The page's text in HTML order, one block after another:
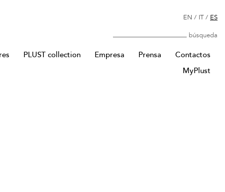
PLUST collection Empresa Prensa
Contactos
MyPlust
EN / IT/ ES
Búsqueda